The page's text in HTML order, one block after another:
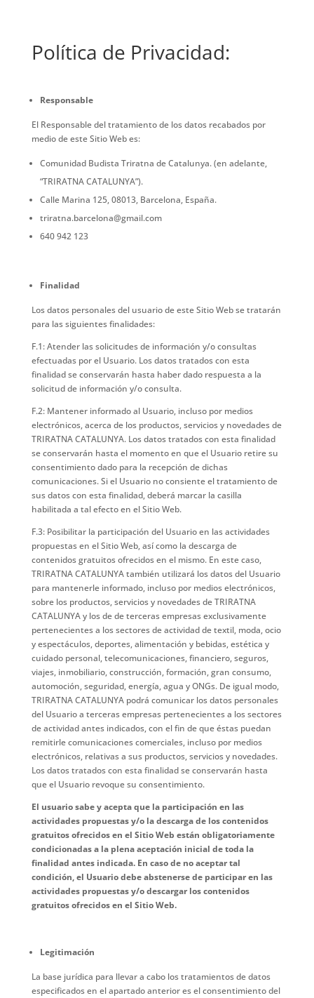
Política de Privacidad:
Responsable
El Responsable del tratamiento de los datos recabados por
medio de este Sitio Web es:
Comunidad Budista Triratna de Catalunya. (en adelante,
“TRIRATNA CATALUNYA”).
Calle Marina 125, 08013, Barcelona, España.
triratna.barcelona@gmail.com
640 942 123
Finalidad
Los datos personales del usuario de este Sitio Web se tratarán
para las siguientes finalidades:
F.1: Atender las solicitudes de información y/o consultas
efectuadas por el Usuario. Los datos tratados con esta
finalidad se conservarán hasta haber dado respuesta a la
solicitud de información y/o consulta.
F.2: Mantener informado al Usuario, incluso por medios
electrónicos, acerca de los productos, servicios y novedades de
TRIRATNA CATALUNYA. Los datos tratados con esta finalidad
se conservarán hasta el momento en que el Usuario retire su
consentimiento dado para la recepción de dichas
comunicaciones. Si el Usuario no consiente el tratamiento de
sus datos con esta finalidad, deberá marcar la casilla
habilitada a tal efecto en el Sitio Web.
F.3: Posibilitar la participación del Usuario en las actividades
propuestas en el Sitio Web, así como la descarga de
contenidos gratuitos ofrecidos en el mismo. En este caso,
TRIRATNA CATALUNYA también utilizará los datos del Usuario
para mantenerle informado, incluso por medios electrónicos,
sobre los productos, servicios y novedades de TRIRATNA
CATALUNYA y los de de terceras empresas exclusivamente
pertenecientes a los sectores de actividad de textil, moda, ocio
y espectáculos, deportes, alimentación y bebidas, estética y
cuidado personal, telecomunicaciones, financiero, seguros,
viajes, inmobiliario, construcción, formación, gran consumo,
automoción, seguridad, energía, agua y ONGs. De igual modo,
TRIRATNA CATALUNYA podrá comunicar los datos personales
del Usuario a terceras empresas pertenecientes a los sectores
de actividad antes indicados, con el fin de que éstas puedan
remitirle comunicaciones comerciales, incluso por medios
electrónicos, relativas a sus productos, servicios y novedades.
Los datos tratados con esta finalidad se conservarán hasta
que el Usuario revoque su consentimiento.
El usuario sabe y acepta que la participación en las
actividades propuestas y/o la descarga de los contenidos
gratuitos ofrecidos en el Sitio Web están obligatoriamente
condicionadas a la plena aceptación inicial de toda la
finalidad antes indicada. En caso de no aceptar tal
condición, el Usuario debe abstenerse de participar en las
actividades propuestas y/o descargar los contenidos
gratuitos ofrecidos en el Sitio Web.
Legitimación
La base jurídica para llevar a cabo los tratamientos de datos
especificados en el apartado anterior es el consentimiento del